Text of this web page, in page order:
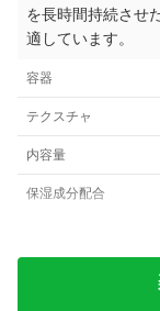
を長時間持続させ
適しています。
容器
テクスチャ
内容量
保湿成分配合